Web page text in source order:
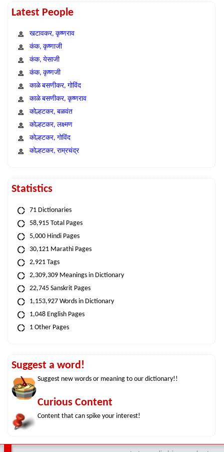
Latest People
खटावकर, कृष्णराव
कंक, कृष्णाजी
कंक, येसाजी
कंक, कृष्णजी
काळे बसणीकर, गोविंद
काळे बसणीकर, कृष्णराव
कोल्हटकर, बळवंत
कोल्हटकर, लक्ष्मण
कोल्हटकर, गोविंद
कोल्हटकर, राम्रचंद्र
Statistics
71 Dictionaries
58,915 Total Pages
5,000 Hindi Pages
30,121 Marathi Pages
2,921 Tags
2,309,309 Meanings in Dictionary
22,745 Sanskrit Pages
1,153,927 Words in Dictionary
1,048 English Pages
1 Other Pages
Suggest a word!
Suggest new words or meaning to our dictionary!!
Curious Content
Content that can spike your interest!